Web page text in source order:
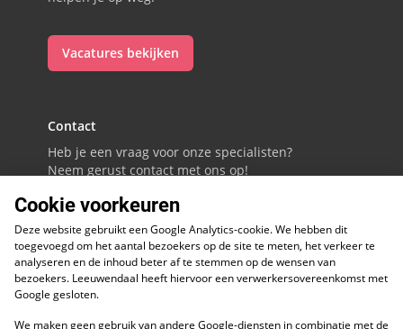
Contact
Heb je een vraag voor onze specialisten?
Neem gerust contact met ons op!
088 - 0086800
Volg ons op LinkedIn
Vacatures bekijken
Cookie voorkeuren
Deze website gebruikt een Google Analytics-cookie. We hebben dit
toegevoegd om het aantal bezoekers op de site te meten, het verkeer te
analyseren en de inhoud beter af te stemmen op de wensen van
bezoekers. Leeuwendaal heeft hiervoor een verwerkersovereenkomst met
Google gesloten.
We maken geen gebruik van andere Google-diensten in combinatie met de